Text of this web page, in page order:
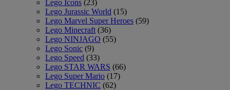
Lego Icons (23)
Lego Jurassic World (15)
Lego Marvel Super Heroes (59)
Lego Minecraft (36)
Lego NINJAGO (55)
Lego Sonic (9)
Lego Speed (33)
Lego STAR WARS (66)
Lego Super Mario (17)
Lego TECHNIC (62)